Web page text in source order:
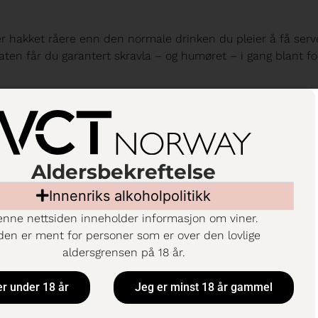
hakket råere enn den normale drinken du pleier å få
får du garantert skravla – og humøret – i gang blant
opplevelse.
Fyll så glasset helt opp med isbiter. Deretter
Rør så rundt før du topper drinken med ingefærøl.
Aldersbekreftelse
Innenriks alkoholpolitikk
nettsiden inneholder informasjon om viner.
er ment for personer som er over den lovlige
aldersgrensen på 18 år.
under 18 år Jeg er minst 18 år gammel